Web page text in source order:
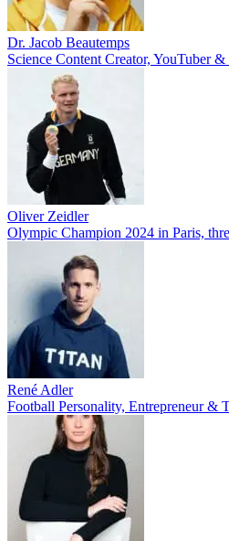
Dr. Jacob Beautemps
Science Content Creator, YouTuber &
Oliver Zeidler
Olympic Champion 2024 in Paris,
René Adler
Football Personality, Entrepreneur &